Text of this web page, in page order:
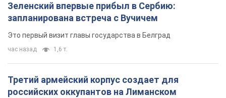
Зеленский впервые прибыл в Сербию:
запланирована встреча с Вучичем
Это первый визит главы государства в Белград
час назад 1,6 т.
Третий армейский корпус создает для
российских оккупантов на Лиманском